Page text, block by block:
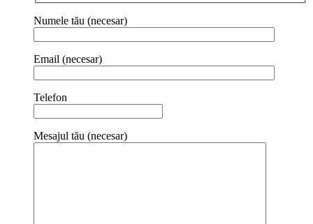
Numele tău (necesar)
Email (necesar)
Telefon
Mesajul tău (necesar)